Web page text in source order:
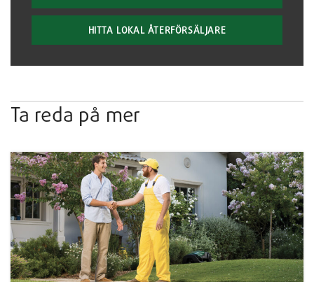
HITTA LOKAL ÅTERFÖRSÄLJARE
Ta reda på mer